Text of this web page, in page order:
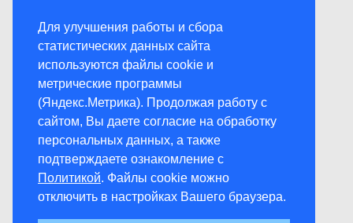
Для улучшения работы и сбора
статистических данных сайта
используются файлы cookie и
метрические программы
(Яндекс.Метрика). Продолжая работу с
сайтом, Вы даете согласие на обработку
персональных данных, а также
подтверждаете ознакомление с
Политикой. Файлы cookie можно
отключить в настройках Вашего браузера.